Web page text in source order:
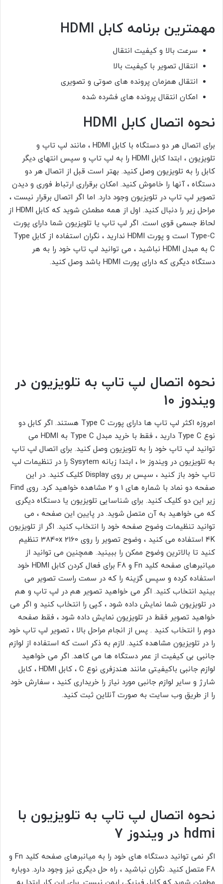
مهمترین برنامه کابل HDMI
سرعت بالا و کیفیت انتقال
انتقال تصویر با کیفیت بالا
انتقال همزمان پرونده های صوتی و تصویری
امکان انتقال پرونده های فشرده شده
نحوه اتصال کابل HDMI
برای اتصال هر دو دستگاه با کابل HDMI ، مانند لپ تاپ و
تلویزیون ، ابتدا کابل HDMI را به لپ تاپ و سپس انتهای دیگر
کابل را به تلویزیون وصل کنید. بهتر است قبل از اتصال هر دو
دستگاه ، آنها را خاموش کنید. امکان برقراری ارتباط فوری و دیدن
تصویر لپ تاپ در تلویزیون وجود دارد. اما اگر اتصال برقرار نیست ،
مراحل زیر را دنبال کنید. اول از همه مطمئن شوید که کابل HDMI از
لحاظ جسمی قوی است. اگر لپ تاپ یا تلویزیون شما دارای پورت
Type-C است و پورت HDMI ندارید ، نگران استفاده از کابل Type
C به مبدل HDMI نباشید ، می توانید لپ تاپ خود را به هر
دستگاه دیگری که دارای پورت HDMI باشد وصل کنید.
نحوه اتصال لپ تاپ به تلویزیون در
ویندوز 10
امروزه اکثر لپ تاپ ها دارای پورت Type C هستند. اگر کابل دو
نوع Type C دارید ، فقط با خرید مبدل Type C به HDMI می
توانید لپ تاپ خود را به تلویزیون وصل کنید. برای اتصال لپ تاپ
به تلویزیون در ویندوز 10 ، ابتدا زبانه Sysytem را در تنظیمات لپ
تاپ خود باز کنید ، سپس بر روی Display کلیک کنید. در این
صفحه دو نماد با شماره های 1 و 2 مشاهده خواهید کرد. روی Find
زیر این دو کلیک کنید. برای شناسایی تلویزیون یا دستگاه دیگری
که می خواهید به آن متصل شوید. در پایین این صفحه ، می
توانید تنظیمات وضوح صفحه خود را انتخاب کنید. اگر از تلویزیون
4K استفاده می کنید ، وضوح تصویر را روی 3840x 2160 تنظیم
کنید تا بالاترین وضوح ممکن را ببینید. همچنین می توانید از
میانبرهای صفحه کلید Fn و F8 برای فعال کردن کابل HDMI خود
استفاده کرده و سپس گزینه را که در سمت راست تصویر می
بینید انتخاب کنید. اگر می خواهید تصویر هم در لپ تاپ و هم
در تلویزیون شما نمایش داده شود ، کپی را انتخاب کنید و اگر می
خواهید تصویر فقط در تلویزیون نمایش داده شود ، فقط صفحه
دوم را انتخاب کنید . پس از انجام مراحل بالا ، تصویر لپ تاپ خود
را در تلویزیون مشاهده کنید. لازم به ذکر است که استفاده از لوازم
جانبی بی کیفیت از عمر دستگاه ها می کاهد. اگر می خواهید
لوازم جانبی باکیفیتی مانند هندزفری نوع C ، کابل HDMI ، کابل
شارژ و سایر لوازم جانبی مورد نیاز را خریداری کنید ، سفارش خود
را از طریق وب سایت به صورت آنلاین ثبت کنید.
نحوه اتصال لپ تاپ به تلویزیون با
hdmi در ویندوز 7
اگر نمی توانید دستگاه های خود را به میانبرهای صفحه کلید Fn و
F8 متصل کنید. نگران نباشید ، راه حل دیگری نیز وجود دارد. دوباره